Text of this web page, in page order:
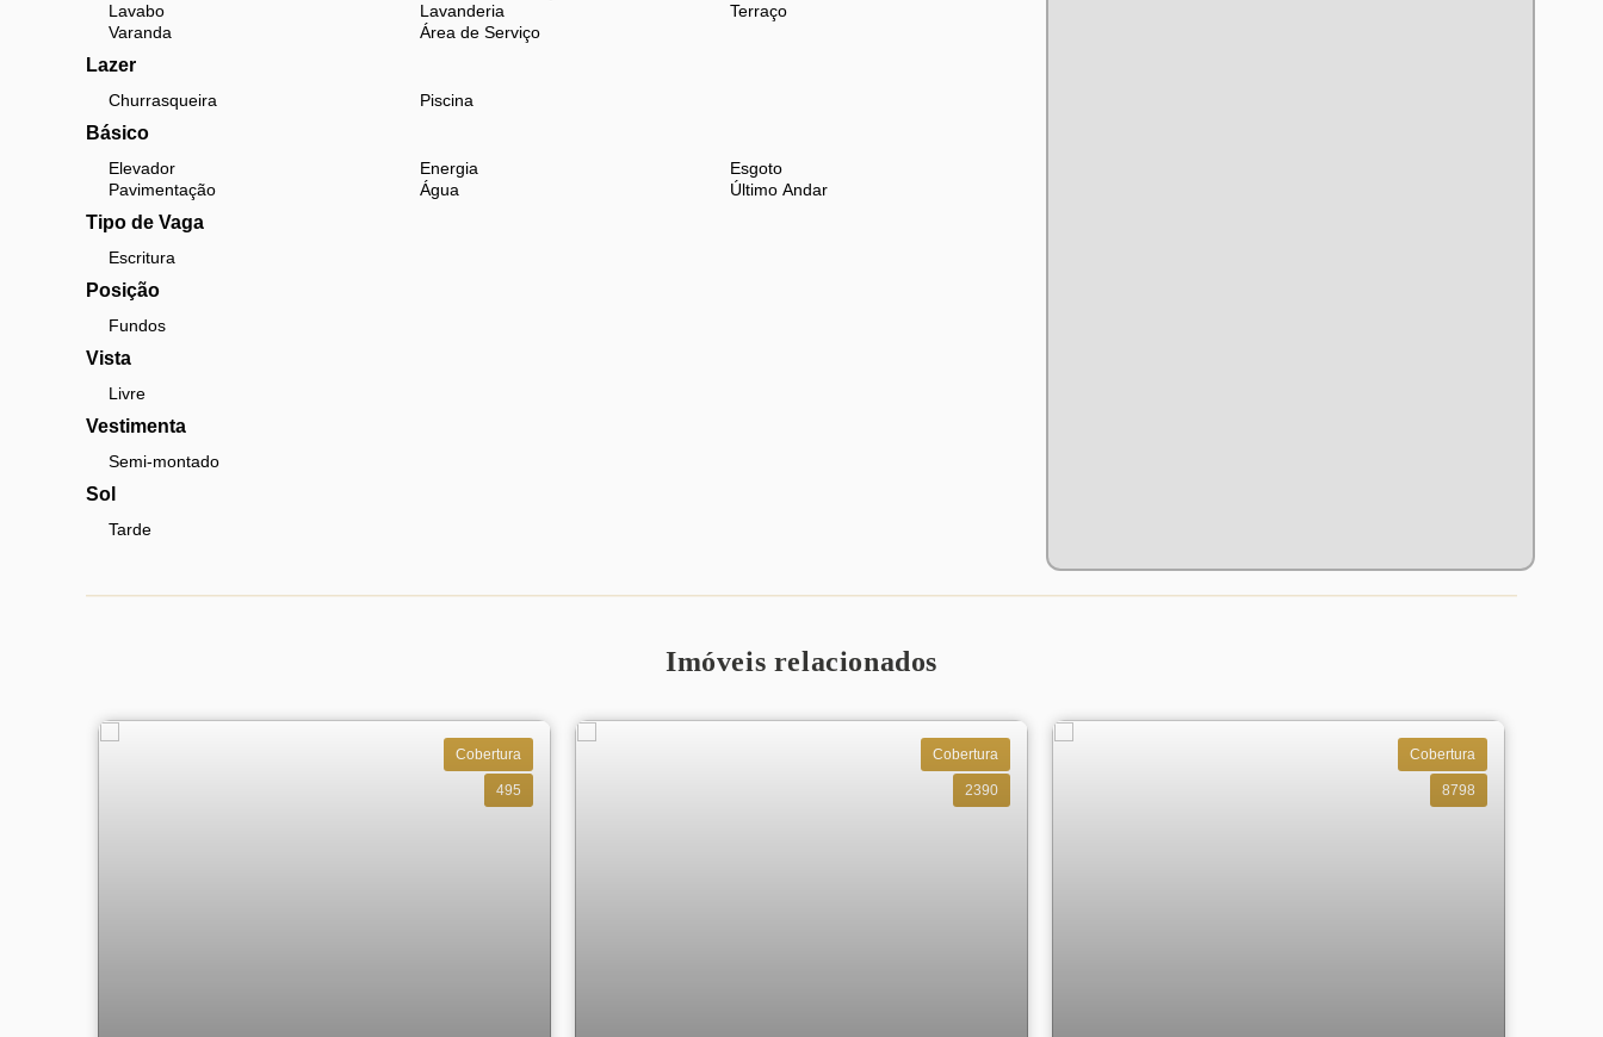
Lavabo
Lavanderia
Terraço
Varanda
Área de Serviço
Lazer
Churrasqueira Piscina
Básico
Elevador Energia
Esgoto
Pavimentação
Água Último Andar
Tipo de Vaga
Escritura
Posição
Fundos
Vista
Livre
Vestimenta
Semi-montado
Sol
Tarde
Imóveis relacionados
Cobertura
495
Cobertura
2390
Cobertura
8798